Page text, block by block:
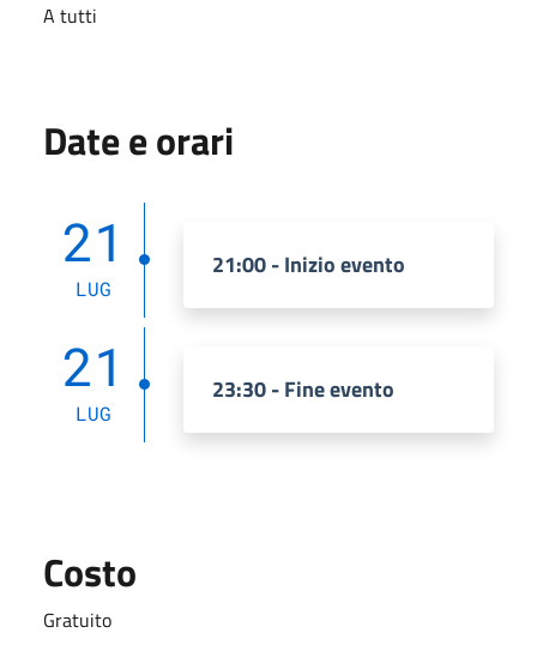
A tutti
Date e orari
21
LUG
21:00 - Inizio evento
21
LUG
23:30 - Fine evento
Costo
Gratuito